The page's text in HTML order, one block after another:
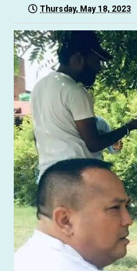
Thursday, May 18, 2023